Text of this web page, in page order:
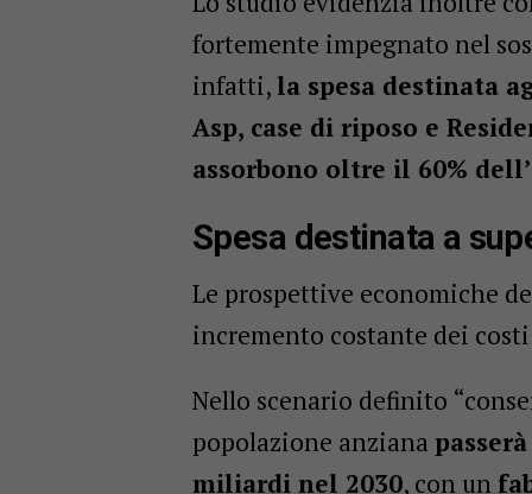
fortemente impegnato nel
infatti, la spesa destinata
Asp, case di riposo e
assorbono oltre il 60%
Spesa destinata a
Le prospettive economiche
incremento costante dei
Nello scenario definito
popolazione anziana
miliardi nel 2030, con un